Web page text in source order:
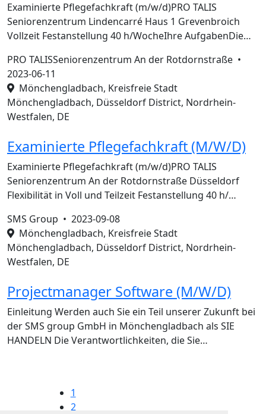
Examinierte Pflegefachkraft (m/w/d)PRO TALIS
Seniorenzentrum Lindencarré Haus 1 Grevenbroich
Vollzeit Festanstellung 40 h/WocheIhre AufgabenDie…
PRO TALISSeniorenzentrum An der Rotdornstraße •
2023-06-11
Mönchengladbach, Kreisfreie Stadt
Mönchengladbach, Düsseldorf District, Nordrhein-
Westfalen, DE
Examinierte Pflegefachkraft (M/W/D)
Examinierte Pflegefachkraft (m/w/d)PRO TALIS
Seniorenzentrum An der Rotdornstraße Düsseldorf
Flexibilität in Voll und Teilzeit Festanstellung 40 h/…
SMS Group • 2023-09-08
Mönchengladbach, Kreisfreie Stadt
Mönchengladbach, Düsseldorf District, Nordrhein-
Westfalen, DE
Projectmanager Software (M/W/D)
Einleitung Werden auch Sie ein Teil unserer Zukunft bei
der SMS group GmbH in Mönchengladbach als SIE
HANDELN Die Verantwortlichkeiten, die Sie…
1
2